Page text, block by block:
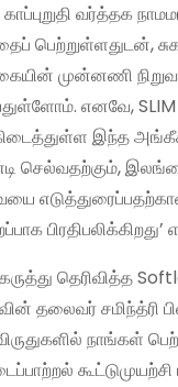
வர்த்தக
பெற்றுள்ளதுடன்,
முன்னணி
எனவே, SLIM
இந்த
செல்வதற்கும்,
பிரதிபலிக்கிறது’
தெரிவித்த
தலைவர் சமிந்த்ரி
நாங்கள்